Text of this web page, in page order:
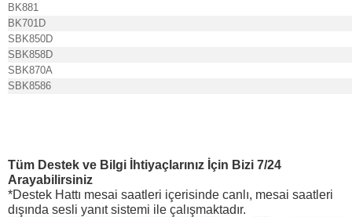
BK881
BK701D
SBK850D
SBK858D
SBK870A
SBK8586
Tüm Destek ve Bilgi İhtiyaçlarınız İçin Bizi 7/24
Arayabilirsiniz
*Destek Hattı mesai saatleri içerisinde canlı, mesai saatleri
dışında sesli yanıt sistemi ile çalışmaktadır.